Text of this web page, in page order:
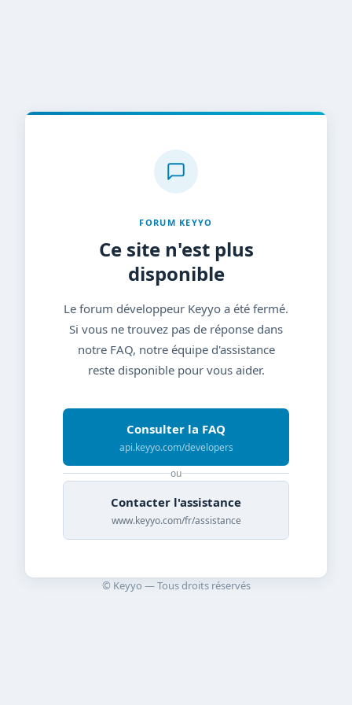
FORUM KEYYO
Ce site n'est plus
disponible
Le forum développeur Keyyo a été fermé.
Si vous ne trouvez pas de réponse dans
notre FAQ, notre équipe d'assistance
reste disponible pour vous aider.
Consulter la FAQ
api.keyyo.com/developers
ou
Contacter l'assistance
www.keyyo.com/fr/assistance
© Keyyo — Tous droits réservés